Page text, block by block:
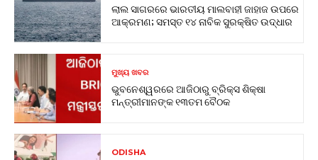
ଲାଲ ସାଗରରେ ଭାରତୀୟ ମାଲବାହୀ ଜାହାଜ ଉପରେ
ଆକ୍ରମଣ; ସମସ୍ତ ୧୪ ନାବିକ ସୁରକ୍ଷିତ ଉଦ୍ଧାର
ମୁଖ୍ୟ ଖବର
ଭୁବନେଶ୍ୱରରେ ଆଜିଠାରୁ ବ୍ରିକ୍ସ ଶିକ୍ଷା
ମନ୍ତ୍ରୀମାନଙ୍କ ୧୩ତମ ବୈଠକ
ODISHA